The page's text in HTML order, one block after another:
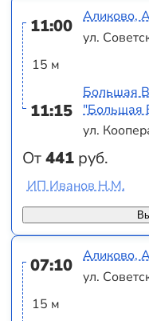
11:00
15 м
11:15
От441 руб.
Аликово,
ул.
Большая
"Большая
ул.
ИП Иванов Н.М.
07:10
15 м
Аликово,
ул.